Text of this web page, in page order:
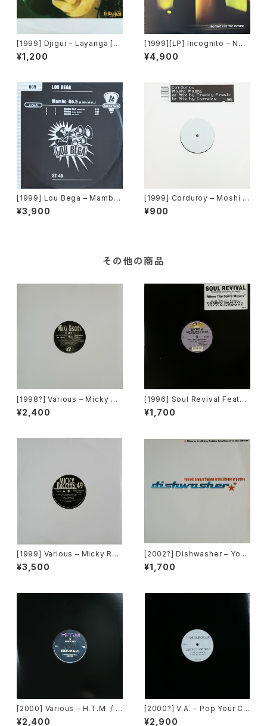
[1999] Djigui – Layanga [Fr
ikyiwa]
¥1,200
[1999][LP] Incognito – No
Time Like The Future [Tal
kin’ Loud][2枚組]
¥4,900
[1999] Lou Bega – Mambo
No. 5 (A Little Bit Of...) [Lau
tstark]
¥3,900
[1999] Corduroy – Moshi M
oshi [Big Cat]
¥900
その他の商品
[1998?] Various – Micky Re
cords Vol.41 [Micky Recor
ds.][PROMO]
¥2,400
[1996] Soul Revival Featuri
ng Capathia Jenkins – Whe
n The Spirit Moves [Sub-U
¥1,700
[1999] Various – Micky Rec
ord Vol. 49 [Micky Record
s Inc.][PROMO]
¥3,500
[2002?] Dishwasher – You
Will Always Find Me In The
Kitchen At Parties [Ka2 Mu
¥1,700
[2000] Various – H.T.M. / B
ack To The "Disco" ~私もD
¥2,400
[2000?] V.A. – Pop Your Co
llar / Can't Go For That [No
¥2,900